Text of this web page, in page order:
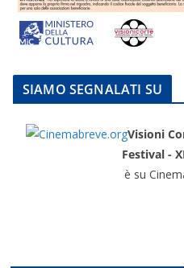
SIAMO SEGNALATI SU
Visioni
Festival -
è su